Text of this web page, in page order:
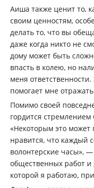
Аиша также ценит то,
своим ценностям,
делать то, что вы
даже когда никто не
дому может быть
впасть в колею, но
меня
помогает мне
Помимо своей
гордится стремлением
«Некоторым это может
нравится, что каждый
волонтерские часы»,
общественных работ и
которой я работаю,